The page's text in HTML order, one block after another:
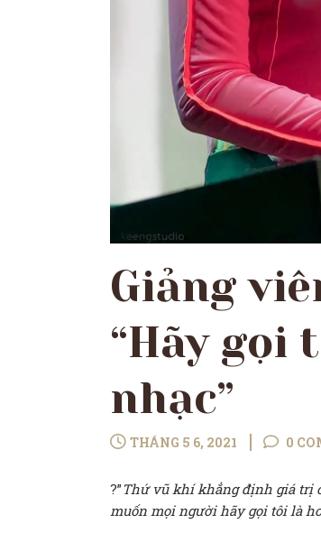
Giảng
“Hãy gọi
nhạc”
THÁNG 5 6, 2021 0
?”Thứ vũ khí khẳng định giá trị
muốn mọi người hãy gọi tôi là